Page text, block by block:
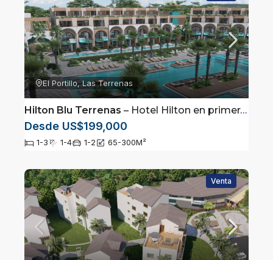
El Portillo, Las Terrenas
Hilton Blu Terrenas – Hotel Hilton en primera linea de playa en Las Terrenas, Saman
Desde US$199,000
1-3 1-4 1-2 65-300M²
Venta